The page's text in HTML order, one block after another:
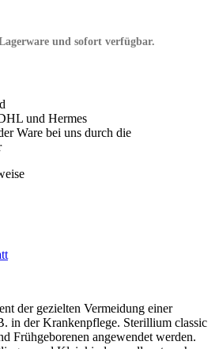
und sofort verfügbar.
und Hermes
Ware bei uns durch die
der gezielten Vermeidung einer
in der Krankenpflege. Sterillium classic
Frühgeborenen angewendet werden.